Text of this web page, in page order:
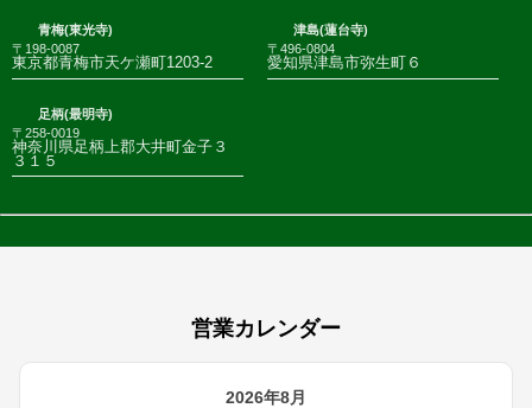
青梅(東光寺)
〒198-0087
東京都青梅市天ケ瀬町1203-2
津島(蓮台寺)
〒496-0804
愛知県津島市弥生町６
足柄(最明寺)
〒258-0019
神奈川県足柄上郡大井町金子３
３１５
営業カレンダー
2026年8月